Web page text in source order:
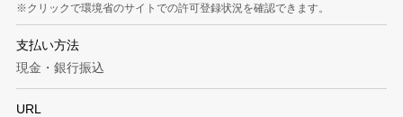
クリックで環境省のサイトでの許可登録状況を確認できます。
支払い方法
現金・銀行振込
URL